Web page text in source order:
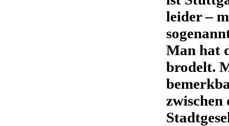
leider –
Man hat
brodelt.
zwischen